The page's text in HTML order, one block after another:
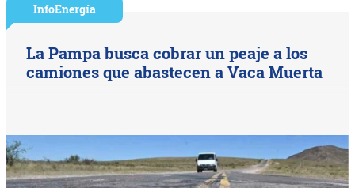
InfoEnergía
La Pampa busca cobrar un peaje a los
camiones que abastecen a Vaca Muerta